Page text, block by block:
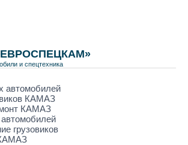
и спецтехника
автомобилей
КАМАЗ
КАМАЗ
автомобилей
грузовиков